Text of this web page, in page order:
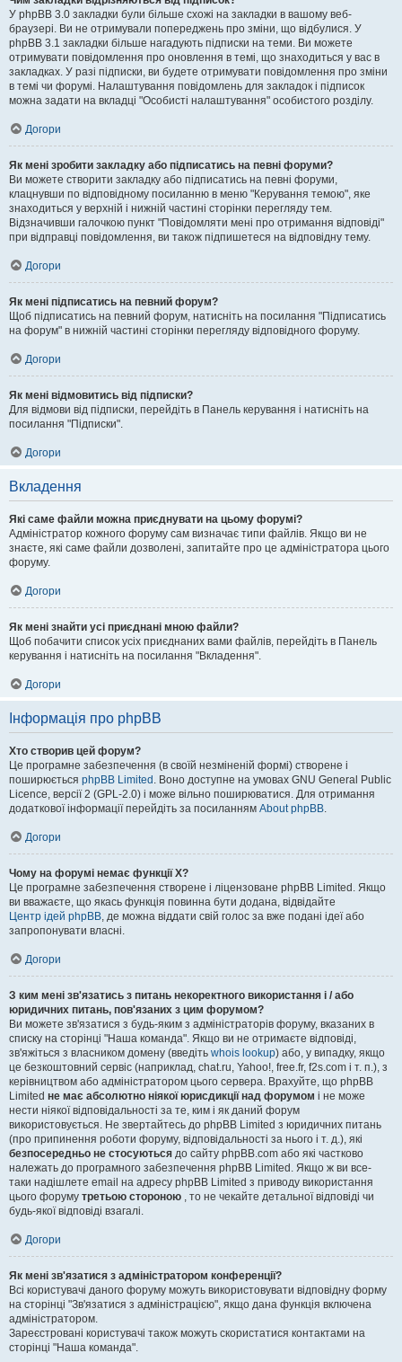
У phpBB 3.0 закладки були більше схожі на закладки в вашому веб-
браузері. Ви не отримували попереджень про зміни, що відбулися. У
phpBB 3.1 закладки більше нагадують підписки на теми. Ви можете
отримувати повідомлення про оновлення в темі, що знаходиться у вас в
закладках. У разі підписки, ви будете отримувати повідомлення про зміни
в темі чи форумі. Налаштування повідомлень для закладок і підписок
можна задати на вкладці "Особисті налаштування" особистого розділу.
Догори
Як мені зробити закладку або підписатись на певні форуми?
Ви можете створити закладку або підписатись на певні форуми,
клацнувши по відповідному посиланню в меню "Керування темою", яке
знаходиться у верхній і нижній частині сторінки перегляду тем.
Відзначивши галочкою пункт "Повідомляти мені про отримання відповіді"
при відправці повідомлення, ви також підпишетеся на відповідну тему.
Догори
Як мені підписатись на певний форум?
Щоб підписатись на певний форум, натисніть на посилання "Підписатись
на форум" в нижній частині сторінки перегляду відповідного форуму.
Догори
Як мені відмовитись від підписки?
Для відмови від підписки, перейдіть в Панель керування і натисніть на
посилання "Підписки".
Догори
Вкладення
Які саме файли можна приєднувати на цьому форумі?
Адміністратор кожного форуму сам визначає типи файлів. Якщо ви не
знаєте, які саме файли дозволені, запитайте про це адміністратора цього
форуму.
Догори
Як мені знайти усі приєднані мною файли?
Щоб побачити список усіх приєднаних вами файлів, перейдіть в Панель
керування і натисніть на посилання "Вкладення".
Догори
Інформація про phpBB
Хто створив цей форум?
Це програмне забезпечення (в своїй незміненій формі) створене і
поширюється phpBB Limited . Воно доступне на умовах GNU General Public
Licence, версії 2 (GPL-2.0) і може вільно поширюватися. Для отримання
додаткової інформації перейдіть за посиланням About phpBB.
Догори
Чому на форумі немає функції X?
Це програмне забезпечення створене і ліцензоване phpBB Limited. Якщо
ви вважаєте, що якась функція повинна бути додана, відвідайте
Центр ідей phpBB, де можна віддати свій голос за вже подані ідеї або
запропонувати власні.
Догори
З ким мені зв'язатись з питань некоректного використання і / або
юридичних питань, пов'язаних з цим форумом?
Ви можете зв'язатися з будь-яким з адміністраторів форуму, вказаних в
списку на сторінці "Наша команда". Якщо ви не отримаєте відповіді,
зв'яжіться з власником домену (введіть whois lookup) або, у випадку, якщо
це безкоштовний сервіс (наприклад, chat.ru, Yahoo!, free.fr, f2s.com і т. п.), з
керівництвом або адміністратором цього сервера. Врахуйте, що phpBB
Limited не має абсолютно ніякої юрисдикції над форумом і не може
нести ніякої відповідальності за те, ким і як даний форум
використовується. Не звертайтесь до phpBB Limited з юридичних питань
(про припинення роботи форуму, відповідальності за нього і т. д.), які
безпосередньо не стосуються до сайту phpBB.com або які частково
належать до програмного забезпечення phpBB Limited. Якщо ж ви все-
таки надішлете email на адресу phpBB Limited з приводу використання
цього форуму третьою стороною , то не чекайте детальної відповіді чи
будь-якої відповіді взагалі.
Догори
Як мені зв'язатися з адміністратором конференції?
Всі користувачі даного форуму можуть використовувати відповідну форму
на сторінці "Зв'язатися з адміністрацією", якщо дана функція включена
адміністратором.
Зареєстровані користувачі також можуть скористатися контактами на
сторінці "Наша команда".